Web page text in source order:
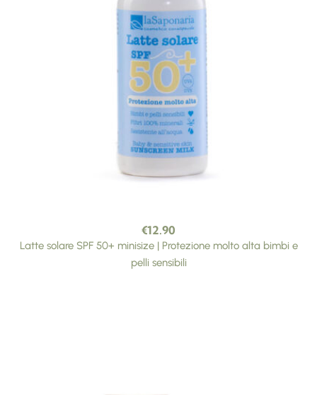
€12.90
Latte solare SPF 50+ minisize | Protezione molto alta bimbi e
pelli sensibili